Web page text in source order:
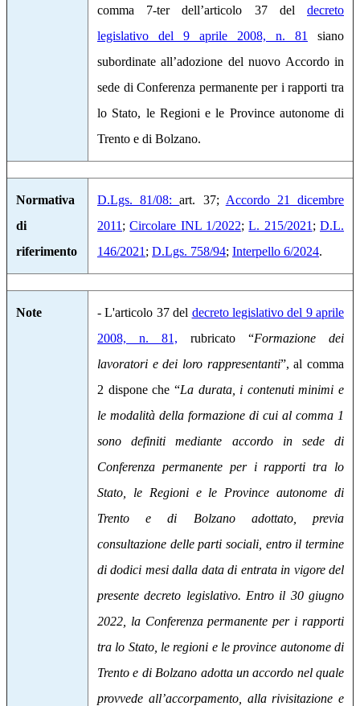
comma 7-ter dell’articolo 37 del decreto
legislativo del 9 aprile 2008, n. 81
siano
subordinate all’adozione del nuovo Accordo in
sede di Conferenza permanente per i rapporti tra
lo Stato, le Regioni e le Province autonome di
Trento e di Bolzano.
Normativa
di
riferimento
D.Lgs. 81/08:art. 37; Accordo 21 dicembre
2011 ;Circolare INL 1/2022;L. 215/2021 ;D.L.
146/2021 ; D.Lgs. 758/94; Interpello 6/2024.
Note - L'articolo 37 del decreto legislativo del 9 aprile
2008, n. 81, rubricato “Formazione dei
lavoratori e dei loro rappresentanti”, al comma
2 dispone che “La durata, i contenuti minimi e
le modalità della formazione di cui al comma 1
sono definiti mediante accordo in sede di
Conferenza permanente per i rapporti tra lo
Stato, le Regioni e le Province autonome di
Trento e di Bolzano adottato, previa
consultazione delle parti sociali, entro il termine
di dodici mesi dalla data di entrata in vigore del
presente decreto legislativo. Entro il 30 giugno
2022, la Conferenza permanente per i rapporti
tra lo Stato, le regioni e le province autonome di
Trento e di Bolzano adotta un accordo nel quale
provvede all’accorpamento, alla rivisitazione e